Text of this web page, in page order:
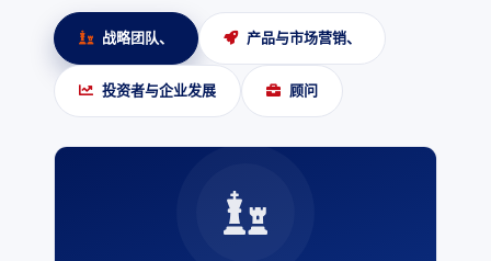
战略团队、 产品与市场营销、
投资者与企业发展 顾问